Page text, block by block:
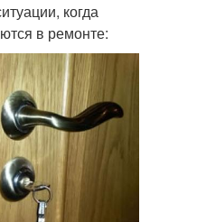
когда
в ремонте: